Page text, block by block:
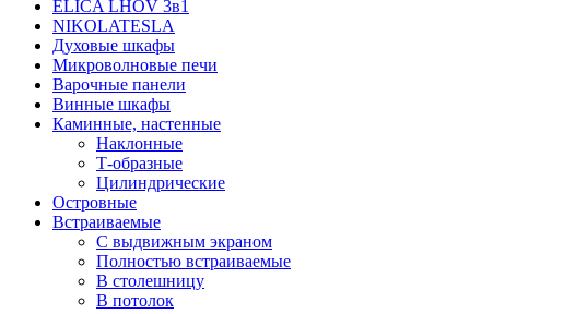
ELICA LHOV 3в1
NIKOLATESLA
Духовые шкафы
Микроволновые печи
Варочные панели
Винные шкафы
Каминные, настенные
Наклонные
Т-образные
Цилиндрические
Островные
Встраиваемые
С выдвижным экраном
Полностью встраиваемые
В столешницу
В потолок